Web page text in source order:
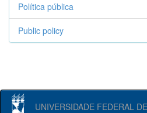
Política pública
Public policy
UNIVERSIDADE FEDERAL